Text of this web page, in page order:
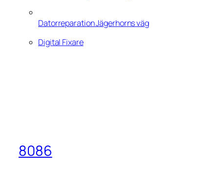
Datorreparation Jägerhorns väg
Digital Fixare
8086